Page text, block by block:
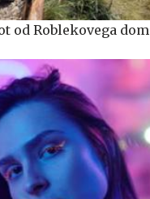
od Roblekovega